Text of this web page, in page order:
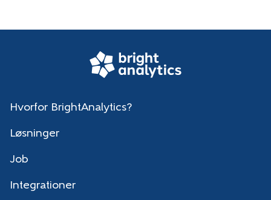
Hvorfor BrightAnalytics?
Løsninger
Job
Integrationer